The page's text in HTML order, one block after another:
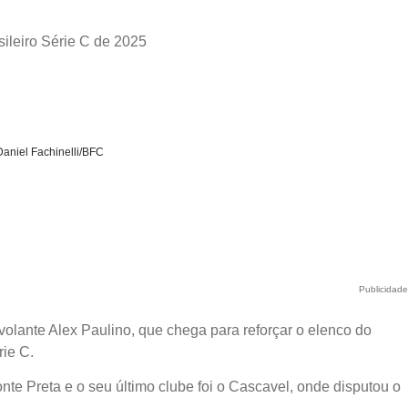
Série C de 2025
Fachinelli/BFC
Publicidade
Alex Paulino, que chega para reforçar o elenco do
C.
Preta e o seu último clube foi o Cascavel, onde disputou o